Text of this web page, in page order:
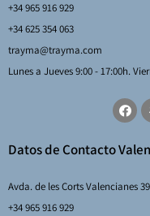
+34 965 916 929
+34 625 354 063
trayma@trayma.com
Lunes a Jueves 9:00 - 17:00h.
Datos de Contacto
Avda. de les Corts Valencianes
+34 965 916 929